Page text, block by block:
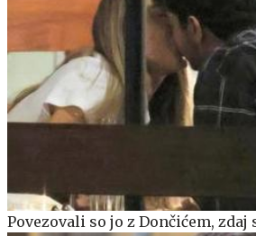
Povezovali so jo z Dončićem,